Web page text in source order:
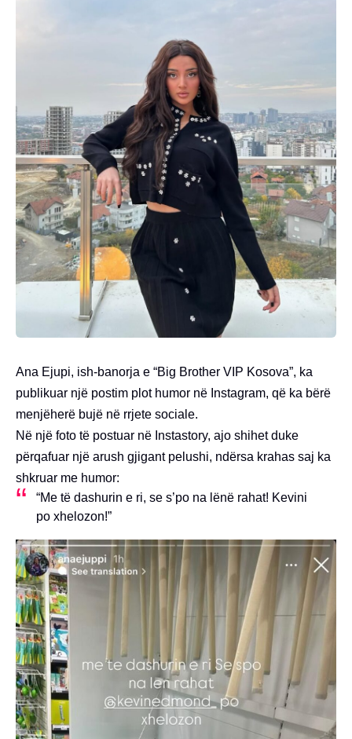
Ana Ejupi, ish-banorja e “Big Brother VIP Kosova”, ka
publikuar një postim plot humor në Instagram, që ka bërë
menjëherë bujë në rrjete sociale.
Në një foto të postuar në Instastory, ajo shihet duke
përqafuar një arush gjigant pelushi, ndërsa krahas saj ka
shkruar me humor:
“Me të dashurin e ri, se s’po na lënë rahat! Kevini
po xhelozon!”